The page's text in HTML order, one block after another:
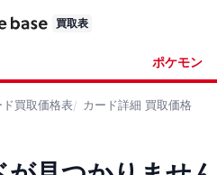
買取表
ポケモン
買取価格表 カード詳細 買取価格